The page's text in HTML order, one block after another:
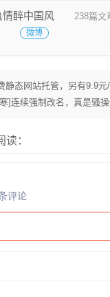
情醉中国风 238篇文
微博
态网站托管，另有9.9元/年
]连续强制改名，真是骚
读：
评论